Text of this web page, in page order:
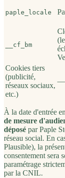
paple_locale
__cf_bm
Cookies tiers
(publicité,
réseaux sociaux,
etc.)
—
À la date d'entrée
de mesure
déposé par Paple
réseau social. En
Plausible), la
consentement sera
paramétrage
par la CNIL.